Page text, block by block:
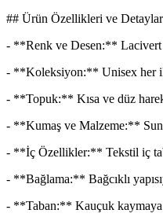
## Ürün Özellikleri ve Detaylar
- **Renk ve Desen:** Lacivert
- **Koleksiyon:** Unisex her
- **Topuk:** Kısa ve düz
- **Kumaş ve Malzeme:** Suni
- **İç Özellikler:** Tekstil iç
- **Bağlama:** Bağcıklı
- **Taban:** Kauçuk kaymaya